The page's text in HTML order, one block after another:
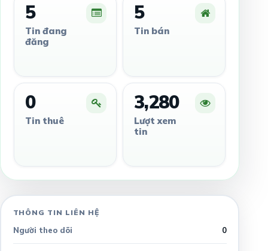
5
Tin đang
đăng
5
Tin bán
0
Tin thuê
3,280
Lượt xem
tin
THÔNG TIN LIÊN HỆ
Người theo dõi 0